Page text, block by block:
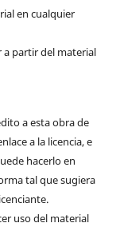
en cualquier
partir del material
a esta obra de
a la licencia, e
hacerlo en
tal que sugiera
uso del material